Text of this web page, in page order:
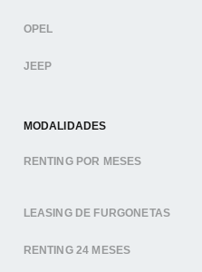
OPEL
JEEP
MODALIDADES
RENTING POR MESES
LEASING DE FURGONETAS
RENTING 24 MESES